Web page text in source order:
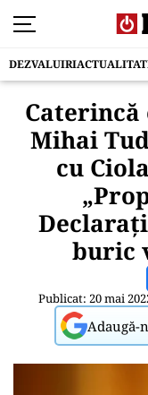
DEZVALUIRI
Mihai
cu
buric
Publicat: 20 mai
Adaugă-